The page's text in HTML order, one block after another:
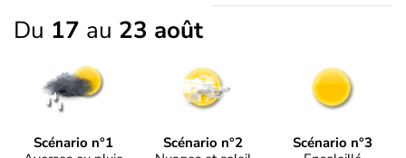
Du 17 au 23 août
Scénario n°1
Scénario n°2
Scénario n°3